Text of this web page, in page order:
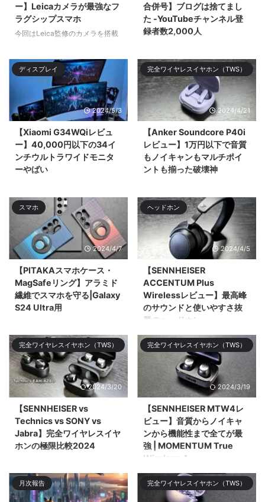
ー】Leicaカメラが最強なフ
ラグシップスマホ
今回はLeica監修のカメラを搭載
る。Xiaomiのガチのフラ| ...
合併号】ブログは捨てまし
た -YouTubeチャンネル登
録者数2,000人
り新入生や新クラス、新入社員な
ど新 ...
ディスプレイ
2024/5/3
【Xiaomi G34WQiレビュ
ー】40,000円以下の34イ
ンチウルトラワイドモニタ
ーやばい
UWQHD（3,440 × 1,440）のウ
ルトラワイドモニター「Xiaomi
G34WQi」 ...
完全ワイヤレスイヤホン（TWS）
2024/4/21
【Anker Soundcore P40i
レビュー】1万円以下で音質
もノイキャンもマルチポイ
ントも揃った破壊神
キャン優秀、マルチポイントにも
ワイӣ ...
スマホ
2024/4/7
【PITAKAスマホケース・
MagSafeリング】アラミド
繊維でスマホを守る|Galaxy
S24 Ultra用
PITAKAのアラミド繊維のケース
やMagSafeリング、スクリーン
プロ&# ...
ヘッドホン
2024/4/5
【SENNHEISER
ACCENTUM Plus
Wirelessレビュー】最高峰
のサウンドと使いやすさ抜
群のヘッドホン
今回はSENNHEISERのミドルレ
ンジモデル「SENNHEISER
ACCENTUM Plus Wireless」を
レビューする。ミドル ...
完全ワイヤレスイヤホン（TWS）
2024/3/20
【SENNHEISER vs
Technics vs SONY vs
Jabra】完全ワイヤレスイヤ
ホンの極限比較2024
完全ワイヤレスイヤホン
「SENNHEISER MOMENTUM
True Wireless 4」「SONY WF-
完全ワイヤレスイヤホン（TWS）
2024/3/19
【SENNHEISER MTW4レ
ビュー】音質からノイキャ
ンから機能性まで全てが最
強 | MOMENTUM True
Wireless 4
今回は2024年のNo.1候補である
フラグシップ完全ワイヤレスイヤ
ホン「SENNHEISER
月次報告 完全ワイヤレスイヤホン（TWS）